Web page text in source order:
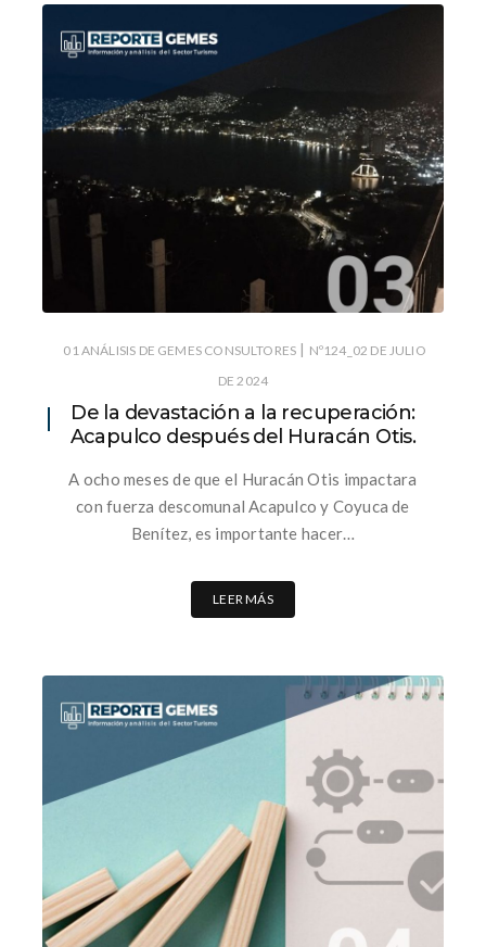
01 ANÁLISIS DE GEMES CONSULTORES | Nº124_02 DE JULIO
DE 2024
De la devastación a la recuperación:
Acapulco después del Huracán Otis.
A ocho meses de que el Huracán Otis impactara
con fuerza descomunal Acapulco y Coyuca de
Benítez, es importante hacer…
LEER MÁS